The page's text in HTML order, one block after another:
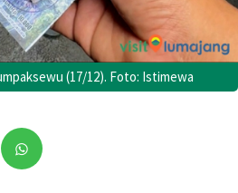
(17/12). Foto: Istimewa